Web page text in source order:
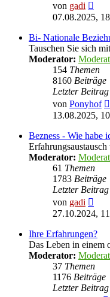
von gadi
07.08.2025,
Bi- Nationale
Tauschen Sie sich
Moderator:
154 Themen
8160 Beiträge
Letzter Beitrag
von Ponyhof
13.08.2025,
Bezness - Wie habe
Moderator:
61 Themen
1783 Beiträge
Letzter Beitrag
von gadi
27.10.2024,
Ihre Erfahrungen?
Das Leben in einem
Moderator:
37 Themen
1176 Beiträge
Letzter Beitrag